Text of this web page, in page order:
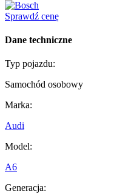
Sprawdź cenę
Dane techniczne
Typ pojazdu:
Samochód osobowy
Marka:
Audi
Model:
A6
Generacja: